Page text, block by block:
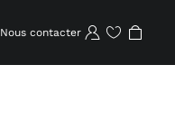
Nous contacter